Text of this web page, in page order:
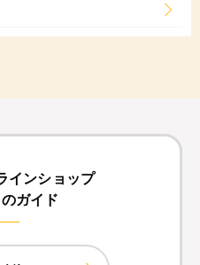
インショップ
ガイド